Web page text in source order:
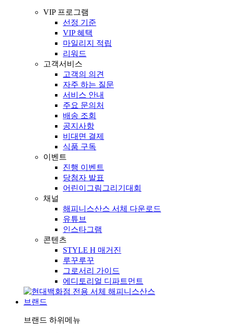
VIP 프로그램
선정 기준
VIP 혜택
마일리지 적립
리워드
고객서비스
고객의 의견
자주 하는 질문
서비스 안내
주요 문의처
배송 조회
공지사항
비대면 결제
식품 구독
이벤트
진행 이벤트
당첨자 발표
어린이그림그리기대회
채널
해피니스산스 서체 다운로드
유튜브
인스타그램
콘텐츠
STYLE H 매거진
루꾸루꾸
그로서리 가이드
에디토리얼 디파트먼트
브랜드
브랜드 하위메뉴